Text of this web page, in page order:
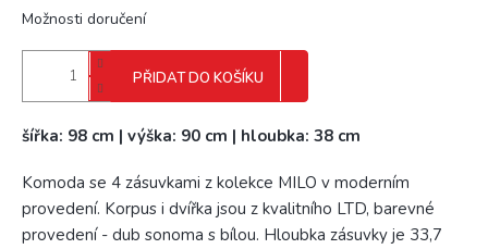
Možnosti doručení
PŘIDAT DO KOŠÍKU
šířka: 98 cm | výška: 90 cm | hloubka: 38 cm
Komoda se 4 zásuvkami z kolekce MILO v moderním
provedení. Korpus i dvířka jsou z kvalitního LTD, barevné
provedení - dub sonoma s bílou. Hloubka zásuvky je 33,7